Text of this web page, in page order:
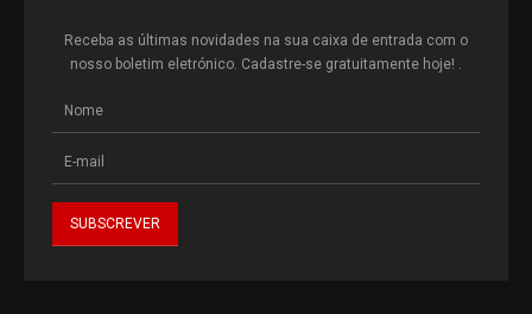
Receba as últimas novidades na sua caixa de entrada com o
nosso boletim eletrónico. Cadastre-se gratuitamente hoje! .